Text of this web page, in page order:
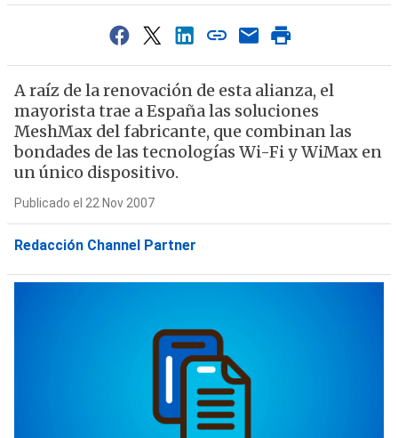
A raíz de la renovación de esta alianza, el
mayorista trae a España las soluciones
MeshMax del fabricante, que combinan las
bondades de las tecnologías Wi-Fi y WiMax en
un único dispositivo.
Publicado el 22 Nov 2007
Redacción Channel Partner